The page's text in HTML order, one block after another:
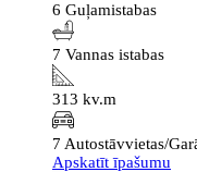
6 Guļamistabas
7 Vannas istabas
313 kv.m
7 Autostāvvietas/
Apskatīt īpašumu